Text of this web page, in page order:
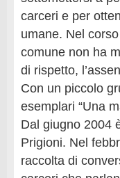
carceri e per
umane. Nel
comune non ha
di rispetto,
Con un piccolo
esemplari “Una
Dal giugno 2004
Prigioni. Nel
raccolta di